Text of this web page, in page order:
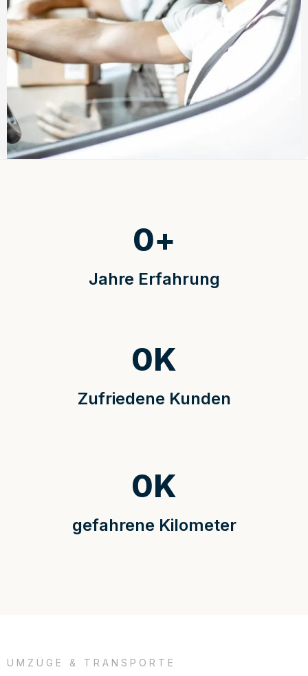
Jahre Erfahrung
0+
Zufriedene Kunden
0K
gefahrene Kilometer
0K
UMZÜGE & TRANSPORTE